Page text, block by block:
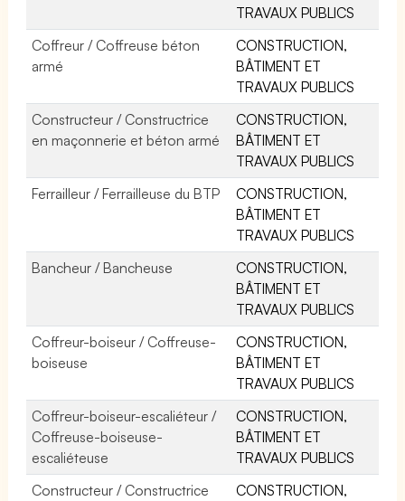
TRAVAUX PUBLICS
Coffreur / Coffreuse béton
armé
CONSTRUCTION,
BÂTIMENT ET
TRAVAUX PUBLICS
Constructeur / Constructrice
en maçonnerie et béton armé
CONSTRUCTION,
BÂTIMENT ET
TRAVAUX PUBLICS
Ferrailleur / Ferrailleuse du BTP
CONSTRUCTION,
BÂTIMENT ET
TRAVAUX PUBLICS
Bancheur / Bancheuse
CONSTRUCTION,
BÂTIMENT ET
TRAVAUX PUBLICS
Coffreur-boiseur / Coffreuse-
boiseuse
CONSTRUCTION,
BÂTIMENT ET
TRAVAUX PUBLICS
Coffreur-boiseur-escaliéteur /
Coffreuse-boiseuse-
escaliéteuse
CONSTRUCTION,
BÂTIMENT ET
TRAVAUX PUBLICS
Constructeur / Constructrice
CONSTRUCTION,